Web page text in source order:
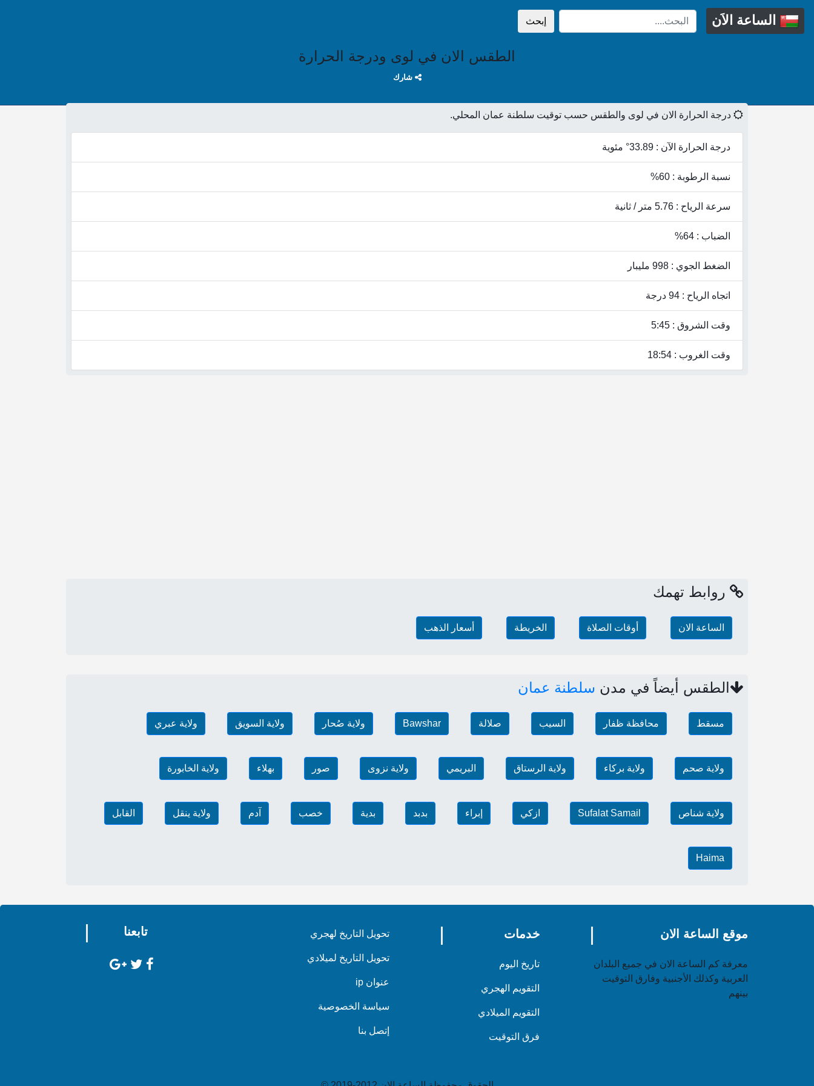
الساعة الاَن إبحث
الطقس الان في لوى ودرجة الحرارة
شارك
درجة الحرارة الان في لوى والطقس حسب توقيت سلطنة عمان المحلي.
درجة الحرارة الآن : 33.89° مئوية
نسبة الرطوبة : 60%
سرعة الرياح : 5.76 متر / ثانية
الضباب : 64%
الضغط الجوي : 998 مليبار
اتجاه الرياح : 94 درجة
وقت الشروق : 5:45
وقت الغروب : 18:54
روابط تهمك
الساعة الان أوقات الصلاة الخريطة أسعار الذهب
الطقس أيضاً في مدن سلطنة عمان
مسقط محافظة ظفار السيب صلالة Bawshar ولاية صُحار ولاية السويق ولاية عبري
ولاية صحم ولاية بركاء ولاية الرستاق البريمي ولاية نزوى صور بهلاء ولاية الخابورة
ولاية شناص Sufalat Samail ازكي إبراء بدبد بدية خصب آدم ولاية ينقل القابل
Haima
موقع الساعة الان
معرفة كم الساعة الان في جميع البلدان
العربية وكذلك الأجنبية وفارق التوقيت
بينهم
خدمات
تاريخ اليوم
التقويم الهجري
التقويم الميلادي
فرق التوقيت
تحويل التاريخ لهجري
تحويل التاريخ لميلادي
عنوان ip
سياسة الخصوصية
إتصل بنا
تابعنا